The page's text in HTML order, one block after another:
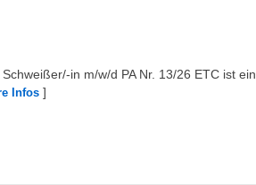
in m/w/d PA Nr. 13/26 ETC ist ein
Infos ]